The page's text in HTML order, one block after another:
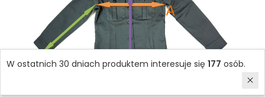
W ostatnich 30 dniach produktem interesuje się 177 osób.